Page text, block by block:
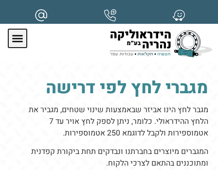
מגברי לחץ לפי דרישה
מגבר לחץ הינו אביזר שבאמצעות שינוי שטחים, מגביר את
הלחץ ההידראולי. כלומר, ניתן לספק לחץ אויר עד 7
אטמוספירות ולקבל לדוגמא 250 אטמוספירות.
המגברים מיוצרים בחברתנו ונבדקים תחת ביקורת קפדנית
ומתוכננים בהתאם לצרכי הלקוח.